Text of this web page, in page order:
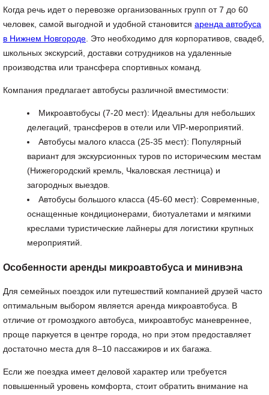
Когда речь идет о перевозке организованных групп от 7 до 60
человек, самой выгодной и удобной становится аренда автобуса
в Нижнем Новгороде. Это необходимо для корпоративов, свадеб,
школьных экскурсий, доставки сотрудников на удаленные
производства или трансфера спортивных команд.
Компания предлагает автобусы различной вместимости:
Микроавтобусы (7-20 мест): Идеальны для небольших
делегаций, трансферов в отели или VIP-мероприятий.
Автобусы малого класса (25-35 мест): Популярный
вариант для экскурсионных туров по историческим местам
(Нижегородский кремль, Чкаловская лестница) и
загородных выездов.
Автобусы большого класса (45-60 мест): Современные,
оснащенные кондиционерами, биотуалетами и мягкими
креслами туристические лайнеры для логистики крупных
мероприятий.
Особенности аренды микроавтобуса и минивэна
Для семейных поездок или путешествий компанией друзей часто
оптимальным выбором является аренда микроавтобуса. В
отличие от громоздкого автобуса, микроавтобус маневреннее,
проще паркуется в центре города, но при этом предоставляет
достаточно места для 8–10 пассажиров и их багажа.
Если же поездка имеет деловой характер или требуется
повышенный уровень комфорта, стоит обратить внимание на